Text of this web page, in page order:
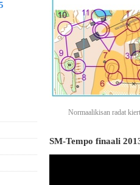
Normaalikisan radat
SM-Tempo finaali